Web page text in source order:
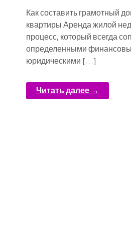
Как составить грамотный
квартиры Аренда жилой
процесс, который всегда
определенными
юридическими […]
Читать далее →